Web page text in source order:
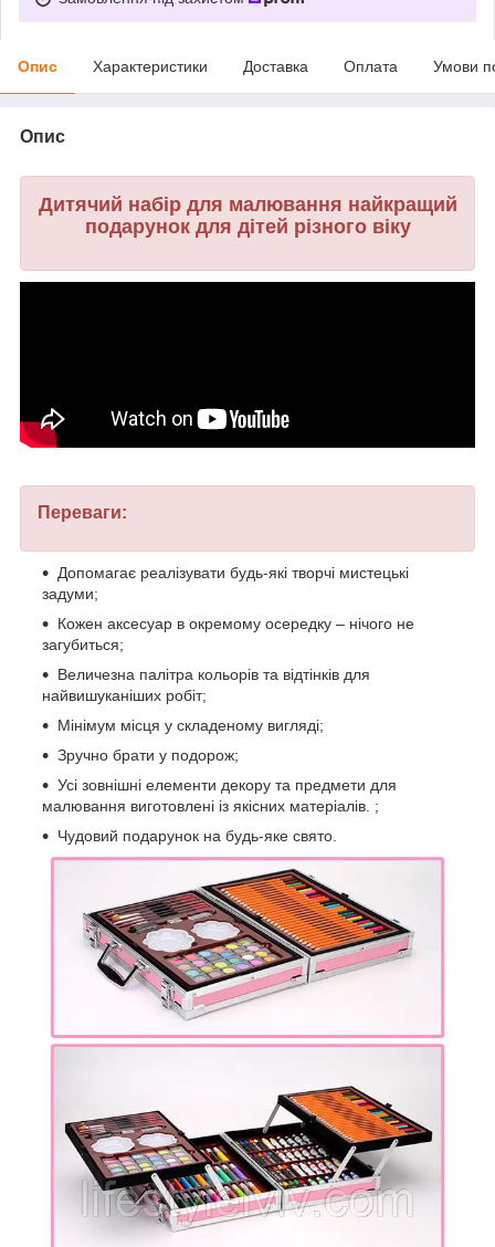
Опис Характеристики Доставка Оплата Умови
Опис
Дитячий набір для малювання найкращий
подарунок для дітей різного віку
Переваги:
Допомагає реалізувати будь-які творчі мистецькі
задуми;
Кожен аксесуар в окремому осередку – нічого не
загубиться;
Величезна палітра кольорів та відтінків для
найвишуканіших робіт;
Мінімум місця у складеному вигляді;
Зручно брати у подорож;
Усі зовнішні елементи декору та предмети для
малювання виготовлені із якісних матеріалів. ;
Чудовий подарунок на будь-яке свято.